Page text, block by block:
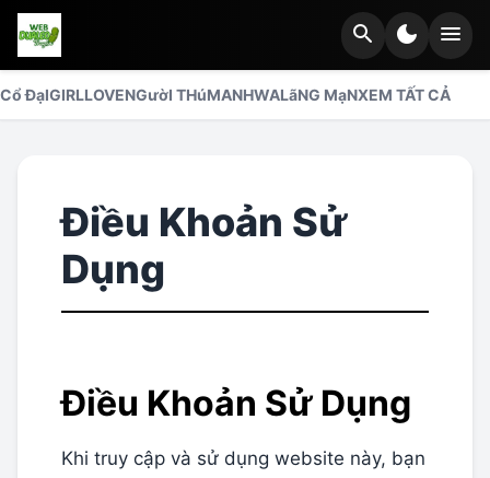
search dark_mode menu
Cổ ĐạIGIRLLOVENGườI THúMANHWALãNG MạNXEM TẤT CẢ
Điều Khoản Sử
Dụng
Điều Khoản Sử Dụng
Khi truy cập và sử dụng website này, bạn